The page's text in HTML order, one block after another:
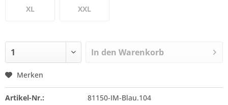
XL XXL
In den Warenkorb
Merken
Artikel-Nr.: 81150-IM-Blau.104